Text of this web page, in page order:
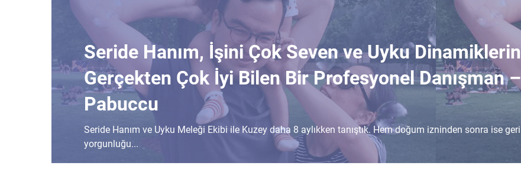
Seride Hanım, İşini Çok Seven ve Uyku
Gerçekten Çok İyi Bilen Bir Profesyonel Danışman
Pabuccu
Seride Hanım ve Uyku Meleği Ekibi ile Kuzey daha 8 aylıkken tanıştık. Hem doğum izninden sonra ise
yorgunluğu...